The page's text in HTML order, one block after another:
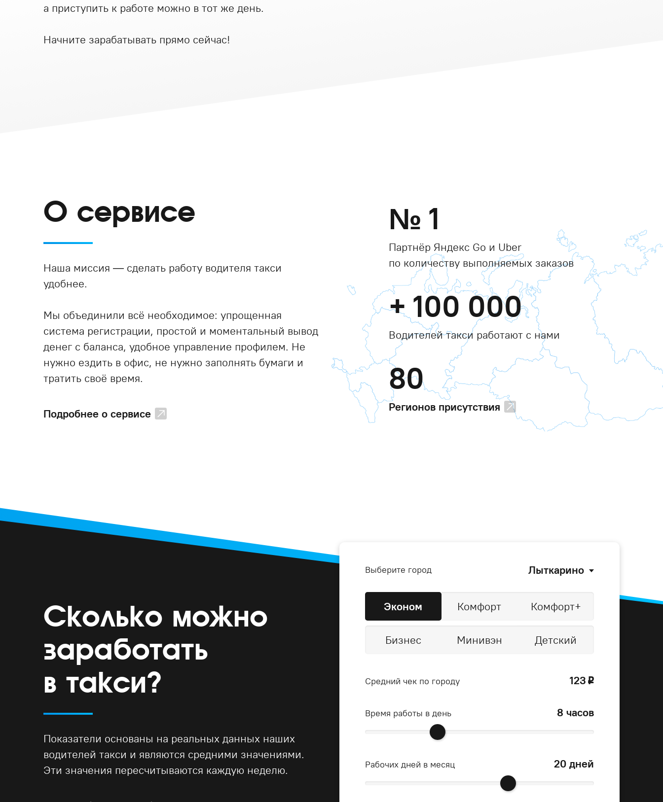
а приступить к работе можно в тот же день.
Начните зарабатывать прямо сейчас!
О сервисе
Наша миссия — сделать работу водителя такси
удобнее.
Мы объединили всё необходимое: упрощенная
система регистрации, простой и моментальный вывод
денег с баланса, удобное управление профилем. Не
нужно ездить в офис, не нужно заполнять бумаги и
тратить своё время.
Подробнее о сервисе
№ 1
Партнёр Яндекс Go и Uber
по количеству выполняемых заказов
+100 000
Водителей такси работают с нами
80
Регионов присутствия
Сколько можно
заработать
в такси?
Показатели основаны на реальных данных наших
водителей такси и являются средними значениями.
Эти значения пересчитываются каждую неделю.
Выберите город Лыткарино
Эконом Комфорт Комфорт+
Бизнес Минивэн Детский
Средний чек по городу 123 o
Время работы в день 8 часов
Рабочих дней в месяц 20 дней